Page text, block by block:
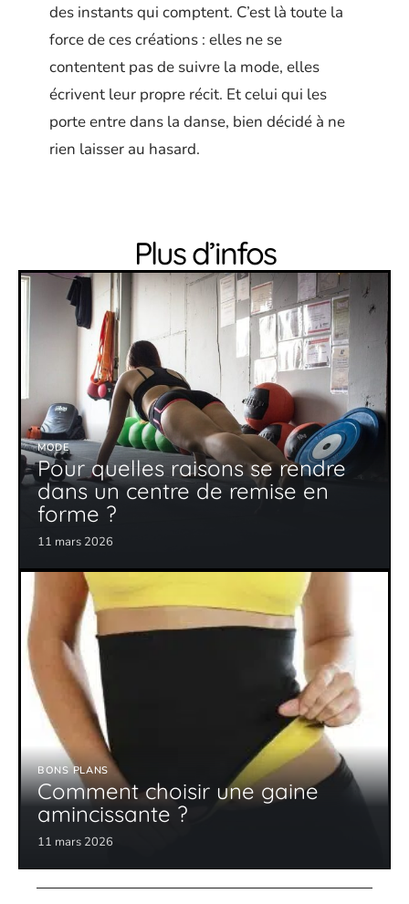
des instants qui comptent. C’est là toute la
force de ces créations : elles ne se
contentent pas de suivre la mode, elles
écrivent leur propre récit. Et celui qui les
porte entre dans la danse, bien décidé à ne
rien laisser au hasard.
Plus d’infos
MODE
Pour quelles raisons se rendre
dans un centre de remise en
forme ?
11 mars 2026
BONS PLANS
Comment choisir une gaine
amincissante ?
11 mars 2026